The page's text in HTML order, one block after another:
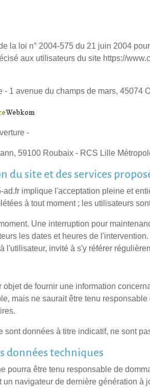
la loi n° 2004-575 du 21 juin 2004
aux utilisateurs du site https://
- 1 avenue du champs de mars,
-
59100 Roubaix - RCS Lille
site et des services
ad.fr implique l'acceptation pleine et
à tout moment ; les utilisateurs
Une interruption pour
les dates et heures de
l'utilisateur, invité à s'y référer
objet de fournir une information
mais ne saurait être tenu
sont données à titre indicatif, ne sont
données techniques
pourra être tenu responsable de
navigateur de dernière génération à